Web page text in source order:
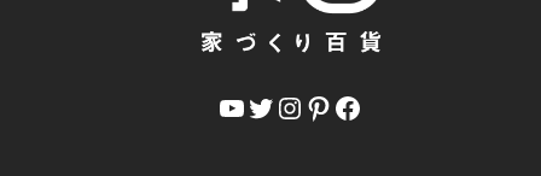
YouTube Twitter InstagramPinterest Facebook